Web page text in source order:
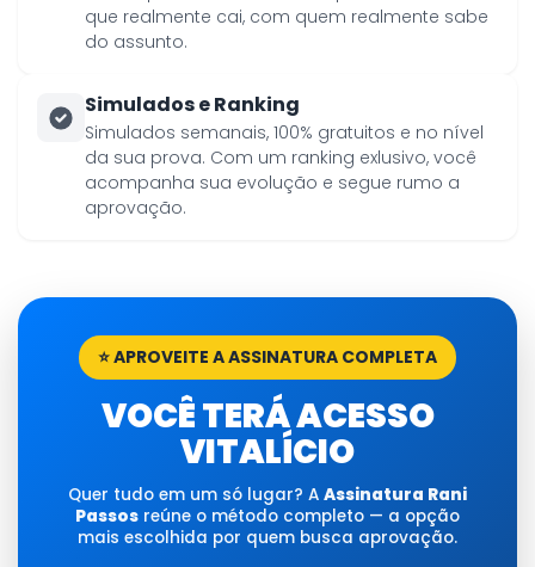
que realmente cai, com quem realmente sabe
do assunto.
Simulados e Ranking
Simulados semanais, 100% gratuitos e no nível
da sua prova. Com um ranking exlusivo, você
acompanha sua evolução e segue rumo a
aprovação.
⭐ APROVEITE A ASSINATURA COMPLETA
VOCÊ TERÁ ACESSO
VITALÍCIO
Quer tudo em um só lugar? A Assinatura Rani
Passos reúne o método completo — a opção
mais escolhida por quem busca aprovação.